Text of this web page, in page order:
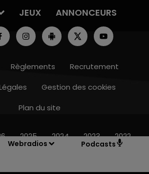
Webradios Podcasts
JEUX ANNONCEURS
Règlements
Recrutement
Gestion des cookies
Plan du site
2025 2024 2023 2022